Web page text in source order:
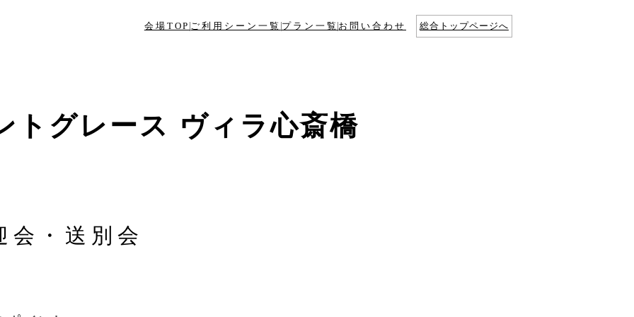
会場TOP ご利用シーン一覧 プラン一覧 お問い合わせ 総合トップページへ
トグレース ヴィラ心斎橋
会・送別会